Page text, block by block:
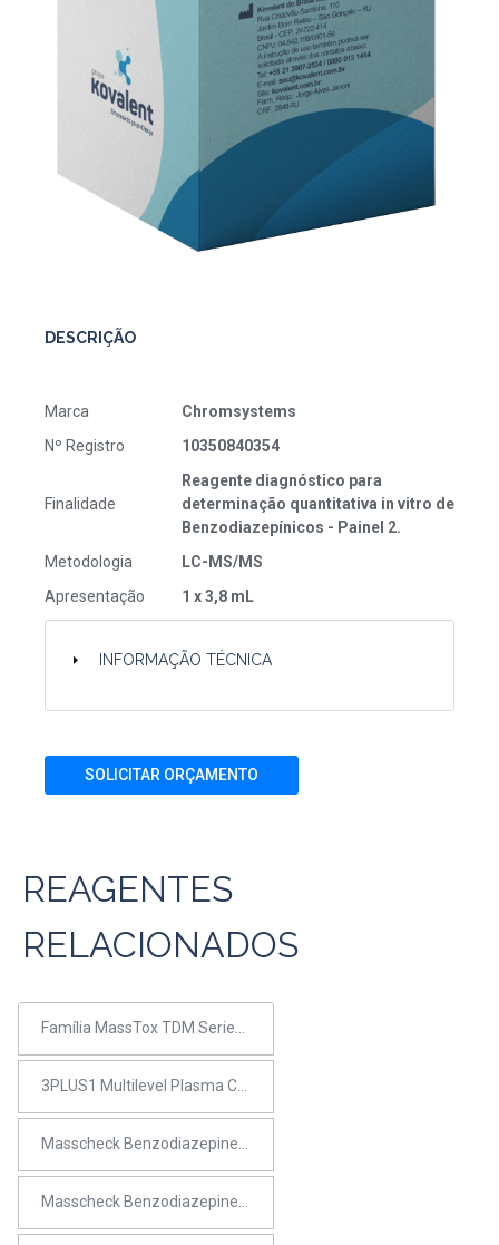
DESCRIÇÃO
Marca
Chromsystems
Nº Registro
10350840354
Finalidade
Reagente diagnóstico para
determinação quantitativa in vitro de
Benzodiazepínicos - Painel 2.
Metodologia
LC-MS/MS
Apresentação
1 x 3,8 mL
INFORMAÇÃO TÉCNICA
SOLICITAR ORÇAMENTO
REAGENTES
RELACIONADOS